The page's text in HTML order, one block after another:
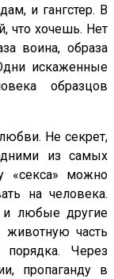
и гангстер. В
что хочешь. Нет
воина, образа
искаженные
образцов
Не секрет,
из самых
«секса» можно
на человека.
и любые другие
животную часть
порядка. Через
пропаганду в